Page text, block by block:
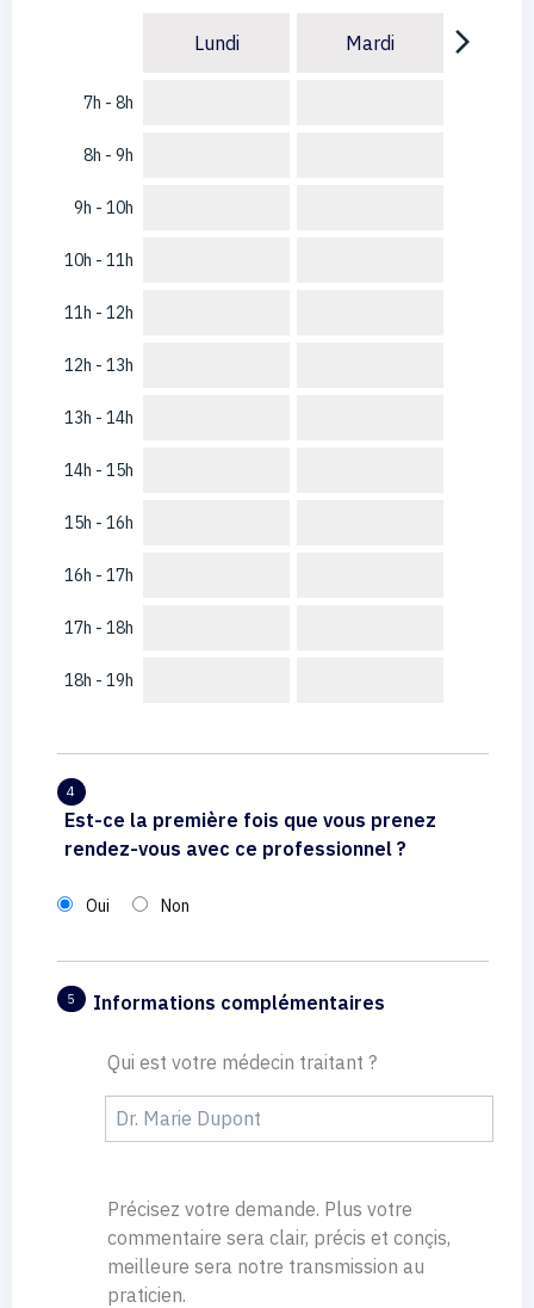
7h - 8h
8h - 9h
9h - 10h
10h - 11h
11h - 12h
12h - 13h
13h - 14h
14h - 15h
15h - 16h
16h - 17h
17h - 18h
18h - 19h
Lundi Mardi arrow_forward_ios
4
Est-ce la première fois que vous prenez
rendez-vous avec ce professionnel ?
Oui Non
5 Informations complémentaires
Qui est votre médecin traitant ?
Précisez votre demande. Plus votre
commentaire sera clair, précis et conçis,
meilleure sera notre transmission au
praticien.